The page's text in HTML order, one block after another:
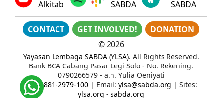
Alkitab
SABDA
SABDA
CONTACT GET INVOLVED!
DONATION
©2026
Yayasan Lembaga SABDA (YLSA). All Rights Reserved.
Bank BCA Cabang Pasar Legi Solo - No. Rekening:
0790266579 - a.n. Yulia Oeniyati
WA:0881-2979-100| Email: ylsa@sabda.org | Sites:
ylsa.org - sabda.org